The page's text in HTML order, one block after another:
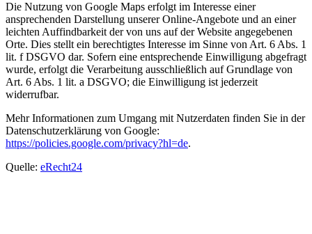
Die Nutzung von Google Maps erfolgt im Interesse einer
ansprechenden Darstellung unserer Online-Angebote und an einer
leichten Auffindbarkeit der von uns auf der Website angegebenen
Orte. Dies stellt ein berechtigtes Interesse im Sinne von Art. 6 Abs. 1
lit. f DSGVO dar. Sofern eine entsprechende Einwilligung abgefragt
wurde, erfolgt die Verarbeitung ausschließlich auf Grundlage von
Art. 6 Abs. 1 lit. a DSGVO; die Einwilligung ist jederzeit
widerrufbar.
Mehr Informationen zum Umgang mit Nutzerdaten finden Sie in der
Datenschutzerklärung von Google:
https://policies.google.com/privacy?hl=de.
Quelle: eRecht24